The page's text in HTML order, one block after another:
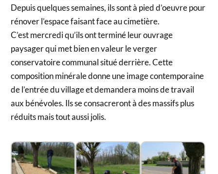
Depuis quelques semaines, ils sont à pied d’oeuvre pour
rénover l’espace faisant face au cimetière.
C’est mercredi qu’ils ont terminé leur ouvrage
paysager qui met bien en valeur le verger
conservatoire communal situé derrière. Cette
composition minérale donne une image contemporaine
de l’entrée du village et demandera moins de travail
aux bénévoles. Ils se consacreront à des massifs plus
réduits mais tout aussi jolis.